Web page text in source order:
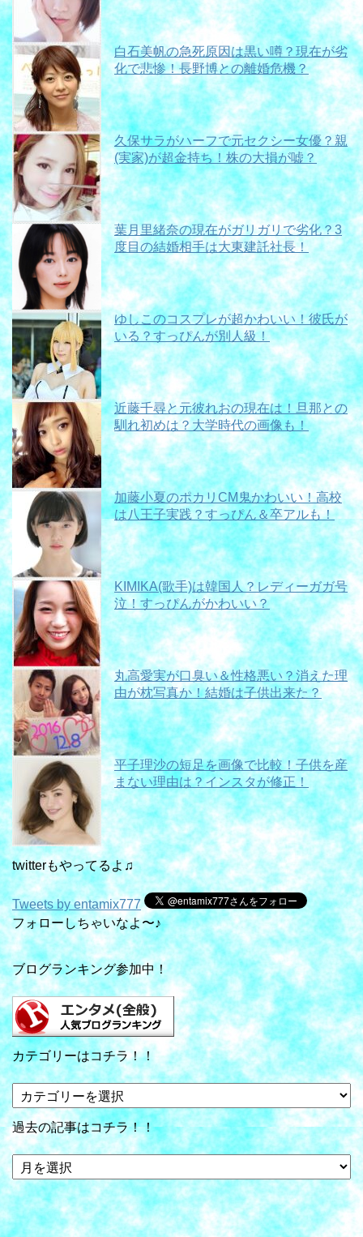
白石美帆の急死原因は黒い噂？現在が劣
化で悲惨！長野博との離婚危機？
久保サラがハーフで元セクシー女優？親
(実家)が超金持ち！株の大損が嘘？
葉月里緒奈の現在がガリガリで劣化？3
度目の結婚相手は大東建託社長！
ゆしこのコスプレが超かわいい！彼氏が
いる？すっぴんが別人級！
近藤千尋と元彼れおの現在は！旦那との
馴れ初めは？大学時代の画像も！
加藤小夏のポカリCM鬼かわいい！高校
は八王子実践？すっぴん＆卒アルも！
KIMIKA(歌手)は韓国人？レディーガガ号
泣！すっぴんがかわいい？
丸高愛実が口臭い＆性格悪い？消えた理
由が枕写真か！結婚は子供出来た？
平子理沙の短足を画像で比較！子供を産
まない理由は？インスタが修正！
twitterもやってるよ♫
Tweets by entamix777
フォローしちゃいなよ〜♪
ブログランキング参加中！
カテゴリーはコチラ！！
カ
テ
ゴ
リ
ー
は
コ
チ
ラ！！
過去の記事はコチラ！！
過
去
の
記
事